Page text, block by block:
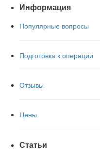
Информация
Популярные вопросы
Подготовка к операции
Отзывы
Цены
Статьи